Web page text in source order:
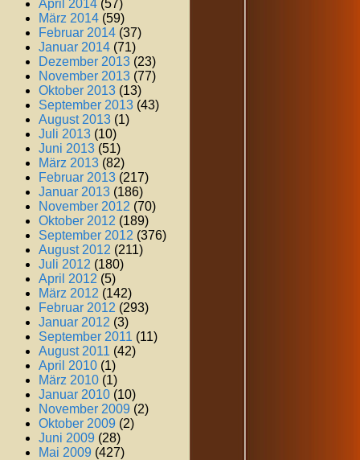
April 2014 (57)
März 2014 (59)
Februar 2014 (37)
Januar 2014 (71)
Dezember 2013 (23)
November 2013 (77)
Oktober 2013 (13)
September 2013 (43)
August 2013 (1)
Juli 2013 (10)
Juni 2013 (51)
März 2013 (82)
Februar 2013 (217)
Januar 2013 (186)
November 2012 (70)
Oktober 2012 (189)
September 2012 (376)
August 2012 (211)
Juli 2012 (180)
April 2012 (5)
März 2012 (142)
Februar 2012 (293)
Januar 2012 (3)
September 2011 (11)
August 2011 (42)
April 2010 (1)
März 2010 (1)
Januar 2010 (10)
November 2009 (2)
Oktober 2009 (2)
Juni 2009 (28)
Mai 2009 (427)